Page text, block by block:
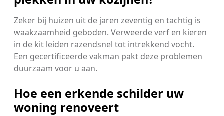
Zeker bij huizen uit de jaren zeventig en tachtig is
waakzaamheid geboden. Verweerde verf en kieren
in de kit leiden razendsnel tot intrekkend vocht.
Een gecertificeerde vakman pakt deze problemen
duurzaam voor u aan.
Hoe een erkende schilder uw
woning renoveert